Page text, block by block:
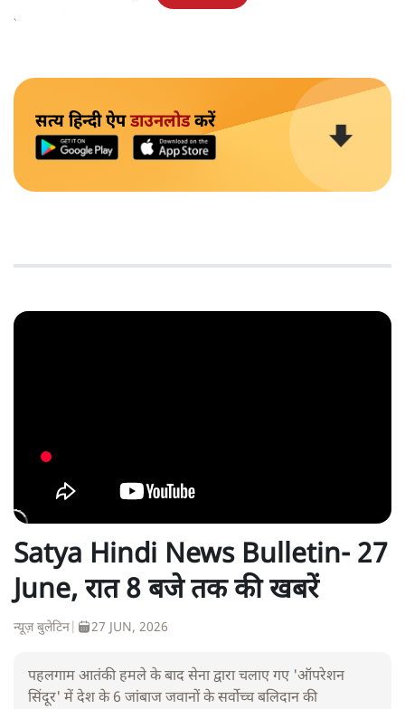
का स्तर है।
सत्य हिन्दी ऐपडाउनलोडकरें
Satya Hindi News Bulletin- 27
June, रात 8 बजे तक की खबरें
न्यूज़ बुलेटिन 27 JUN, 2026
पहलगाम आतंकी हमले के बाद सेना द्वारा चलाए गए 'ऑपरेशन
सिंदूर' में देश के 6 जांबाज जवानों के सर्वोच्च बलिदान की